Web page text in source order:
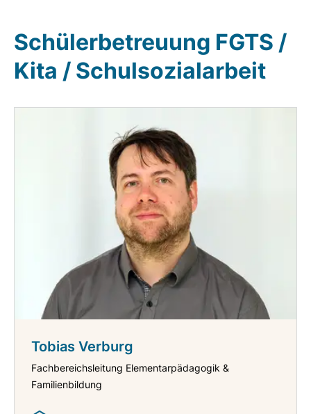
Schülerbetreuung FGTS /
Kita / Schulsozialarbeit
Tobias Verburg
Fachbereichsleitung Elementarpädagogik &
Familienbildung